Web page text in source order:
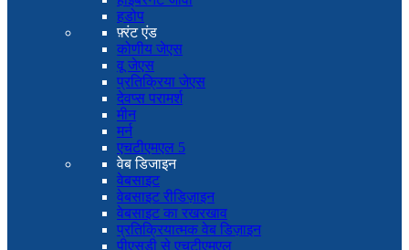
हडोप
फ़्रंट एंड
कोणीय जेएस
वू जेएस
प्रतिक्रिया जेएस
देवप्स परामर्श
मीन
मर्न
एचटीएमएल 5
वेब डिजाइन
वेबसाइट
वेबसाइट रीडिज़ाइन
वेबसाइट का रखरखाव
प्रतिक्रियात्मक वेब डिज़ाइन
पीएसडी से एचटीएमएल